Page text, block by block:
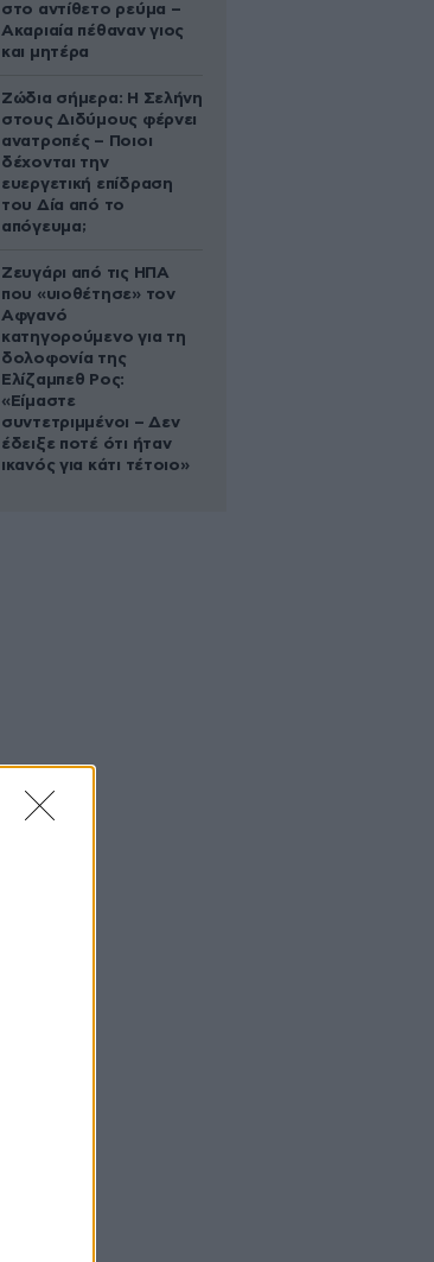
στο αντίθετο ρεύμα –
Ακαριαία πέθαναν γιος
και μητέρα
Ζώδια σήμερα: Η Σελήνη
στους Διδύμους φέρνει
ανατροπές – Ποιοι
δέχονται την
ευεργετική επίδραση
του Δία από το
απόγευμα;
Ζευγάρι από τις ΗΠΑ
που «υιοθέτησε» τον
Αφγανό
κατηγορούμενο για τη
δολοφονία της
Ελίζαμπεθ Ρος:
«Είμαστε
συντετριμμένοι – Δεν
έδειξε ποτέ ότι ήταν
ικανός για κάτι τέτοιο»